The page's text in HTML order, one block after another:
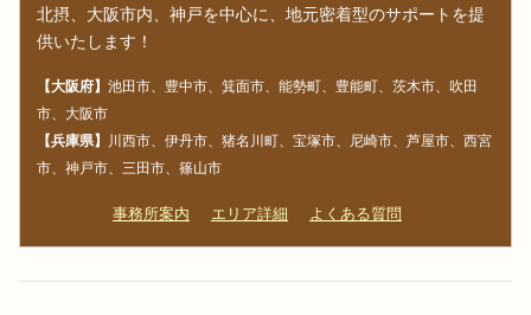
北摂、大阪市内、神戸を中心に、地元密着型のサポートを提
供いたします！
【大阪府】 池田市、豊中市、箕面市、能勢町、豊能町、茨木市、吹田
市、大阪市
【兵庫県】 川西市、伊丹市、猪名川町、宝塚市、尼崎市、芦屋市、西宮
市、神戸市、三田市、篠山市
事務所案内 エリア詳細 よくある質問